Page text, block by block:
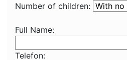
Number of children:
Full Name:
Telefon: